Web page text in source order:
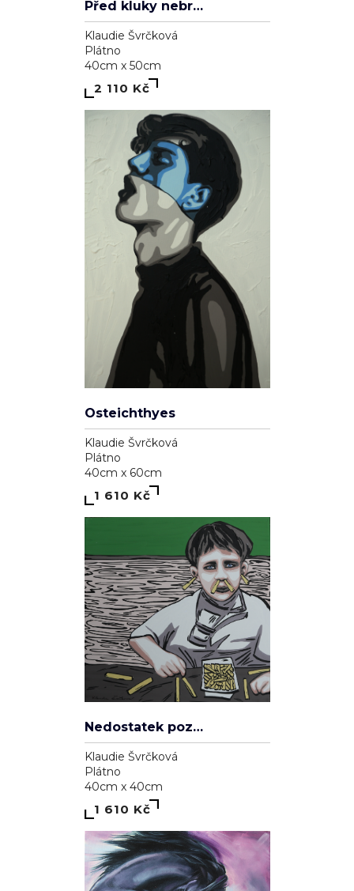
Před kluky nebrečím
Klaudie Švrčková
Plátno
40cm x 50cm
2 110 Kč
Osteichthyes
Klaudie Švrčková
Plátno
40cm x 60cm
1 610 Kč
Nedostatek pozornosti
Klaudie Švrčková
Plátno
40cm x 40cm
1 610 Kč